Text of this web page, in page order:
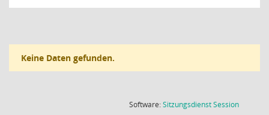
Keine Daten gefunden.
Software:SitzungsdienstSession(Wird in